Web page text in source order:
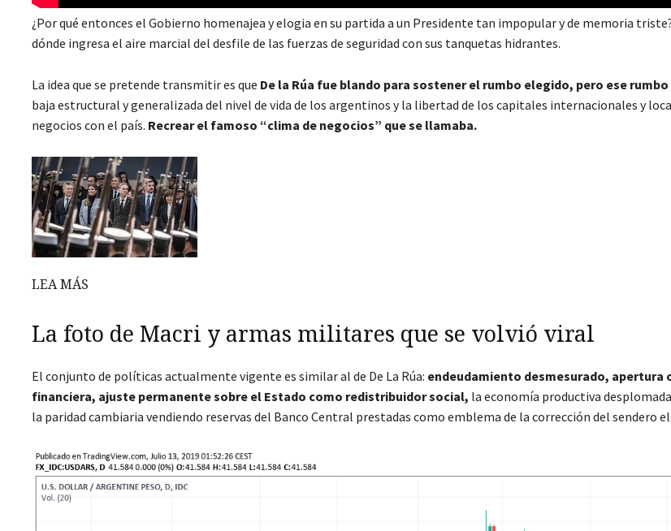
¿Por qué entonces el Gobierno homenajea y elogia en su partida a un Presidente tan impopular y de memoria
dónde ingresa el aire marcial del desfile de las fuerzas de seguridad con sus tanquetas hidrantes.
La idea que se pretende transmitir es que De la Rúa fue blando para sostener el rumbo elegido, pero ese
baja estructural y generalizada del nivel de vida de los argentinos y la libertad de los capitales internacionales y
negocios con el país. Recrear el famoso “clima de negocios” que se llamaba.
LEA MÁS
La foto de Macri y armas militares que se volvió viral
El conjunto de políticas actualmente vigente es similar al de De La Rúa: endeudamiento desmesurado, apertura
financiera, ajuste permanente sobre el Estado como redistribuidor social, la economía productiva
la paridad cambiaria vendiendo reservas del Banco Central prestadas como emblema de la corrección del sendero